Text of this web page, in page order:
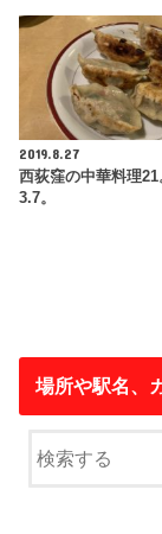
2019.8.27
西荻窪の中華料理
3.7。
場所や駅名、